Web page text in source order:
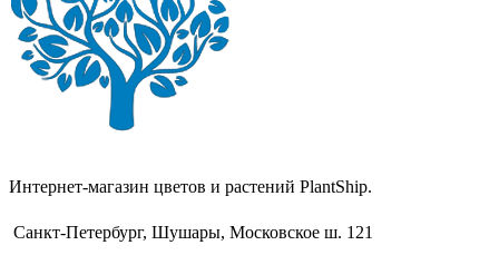
Интернет-магазин цветов и растений PlantShip.
Санкт-Петербург, Шушары, Московское ш. 121